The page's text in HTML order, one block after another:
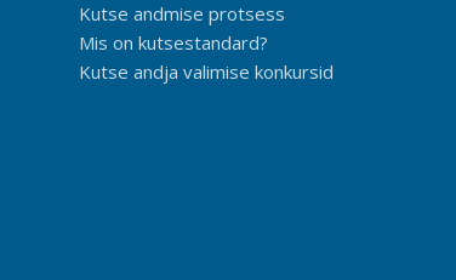
Kutse andmise protsess
Mis on kutsestandard?
Kutse andja valimise konkursid